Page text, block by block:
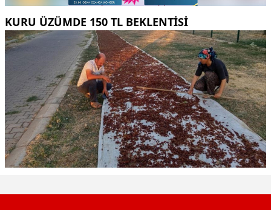
KURU ÜZÜMDE 150 TL BEKLENTISI